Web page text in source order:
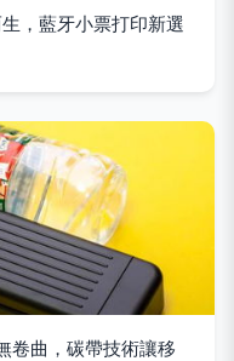
，藍牙小票打印新選
卷曲，碳帶技術讓移